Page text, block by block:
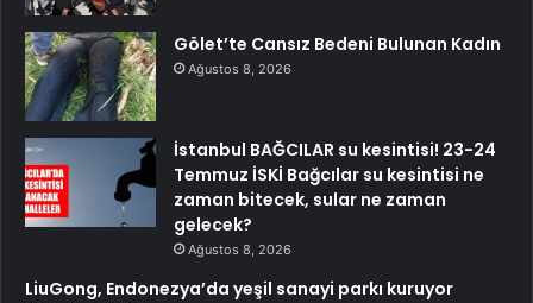
Gölet’te Cansız Bedeni Bulunan Kadın
Ağustos 8, 2026
İstanbul BAĞCILAR su kesintisi! 23-24
Temmuz İSKİ Bağcılar su kesintisi ne
zaman bitecek, sular ne zaman
gelecek?
Ağustos 8, 2026
LiuGong, Endonezya’da yeşil sanayi parkı kuruyor